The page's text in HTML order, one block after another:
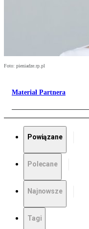
Foto: pieniadze.rp.pl
Materiał Partnera
Powiązane
Polecane
Najnowsze
Tagi